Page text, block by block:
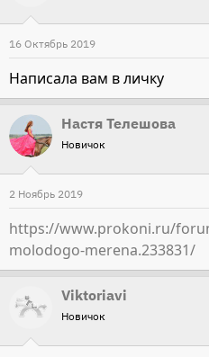
16 Октябрь 2019
Написала вам в личку
Настя Телешова
Новичок
2 Ноябрь 2019
https://www.prokoni.ru/
molodogo-merena.233831/
Viktoriavi
Новичок